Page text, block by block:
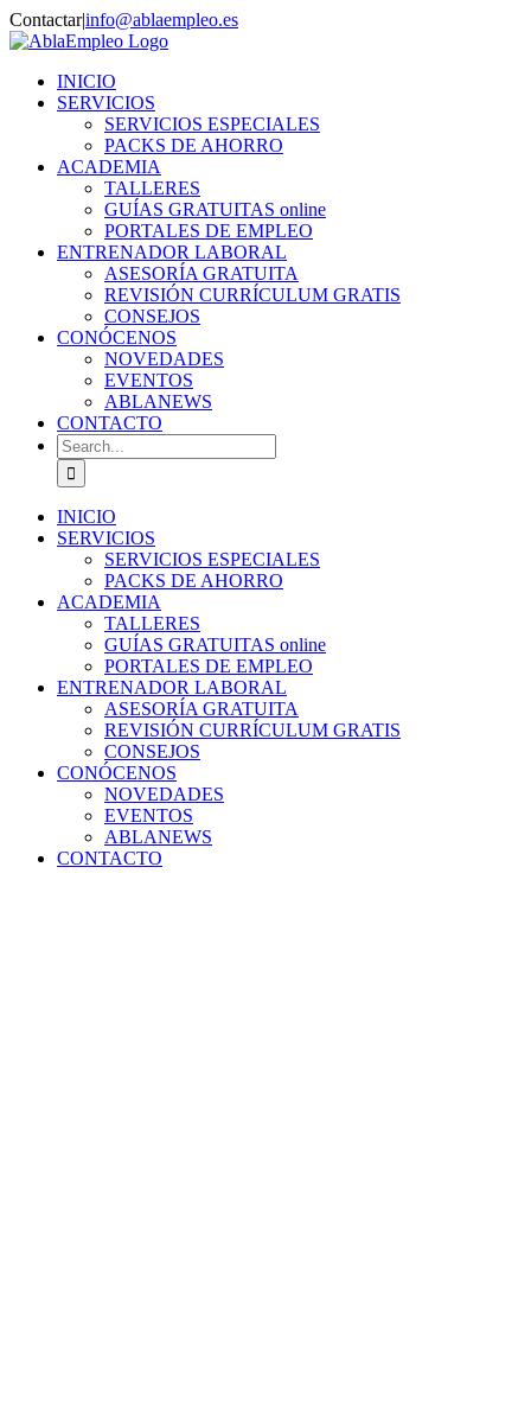
Skip
to
Contactar|info@ablaempleo.es
Facebook
Phone
INICIO
SERVICIOS
SERVICIOS ESPECIALES
PACKS DE AHORRO
ACADEMIA
TALLERES
GUÍAS GRATUITAS online
PORTALES DE EMPLEO
ENTRENADOR LABORAL
ASESORÍA GRATUITA
REVISIÓN CURRÍCULUM GRATIS
CONSEJOS
CONÓCENOS
NOVEDADES
EVENTOS
ABLANEWS
CONTACTO
Search
for:
INICIO
SERVICIOS
SERVICIOS ESPECIALES
PACKS DE AHORRO
ACADEMIA
TALLERES
GUÍAS GRATUITAS online
PORTALES DE EMPLEO
ENTRENADOR LABORAL
ASESORÍA GRATUITA
REVISIÓN CURRÍCULUM GRATIS
CONSEJOS
CONÓCENOS
NOVEDADES
EVENTOS
ABLANEWS
CONTACTO